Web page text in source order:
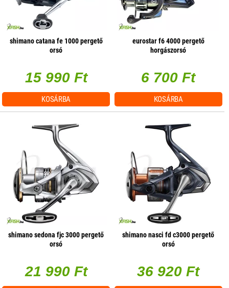
shimano catana fe 1000 pergető
orsó
15 990 Ft
KOSÁRBA
eurostar f6 4000 pergető
horgászorsó
6 700 Ft
KOSÁRBA
shimano sedona fjc 3000 pergető
orsó
21 990 Ft
shimano nasci fd c3000 pergető
orsó
36 920 Ft